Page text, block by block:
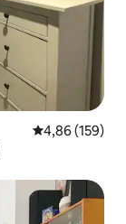
Priemerné
4,86 (159)